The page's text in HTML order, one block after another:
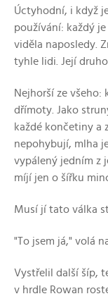
Úctyhodní, i když
používání: každý
viděla naposledy.
tyhle lidi. Její
Nejhorší ze všeho:
dřímoty. Jako
každé končetiny a
nepohybují, mlha
vypálený jedním z
míjí jen o šířku
Musí jí tato válka
"To jsem já," volá
Vystřelil další šíp,
v hrdle Rowan